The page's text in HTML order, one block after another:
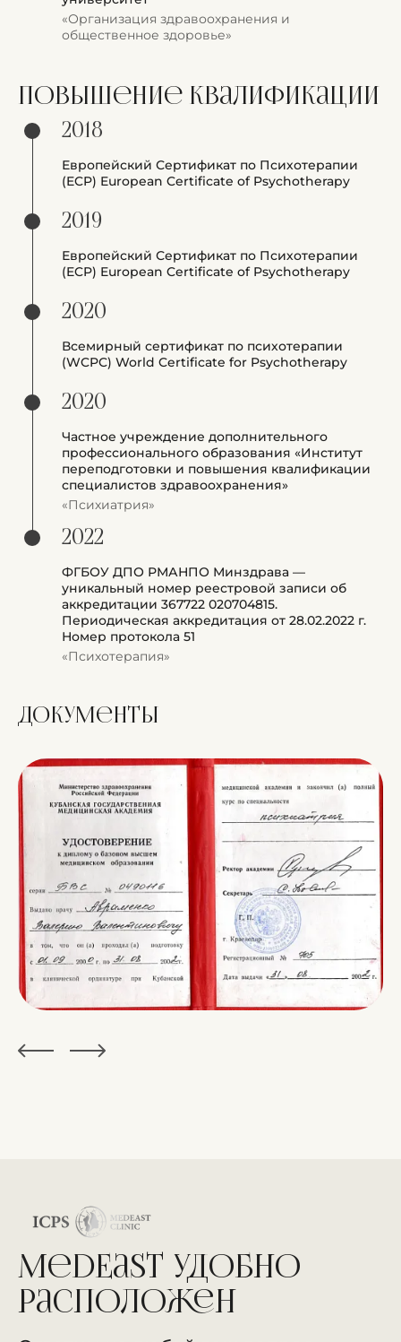
«Организация здравоохранения и
общественное здоровье»
Повышение квалификации
2018
Европейский Сертификат по Психотерапии
(ECP) European Certificate of Psychotherapy
2019
Европейский Сертификат по Психотерапии
(ECP) European Certificate of Psychotherapy
2020
Всемирный сертификат по психотерапии
(WCPC) World Certificate for Psychotherapy
2020
Частное учреждение дополнительного
профессионального образования «Институт
переподготовки и повышения квалификации
специалистов здравоохранения»
«Психиатрия»
2022
ФГБОУ ДПО РМАНПО Минздрава —
уникальный номер реестровой записи об
аккредитации 367722 020704815.
Периодическая аккредитация от 28.02.2022 г.
Номер протокола 51
«Психотерапия»
документы
MedEast удобно
расположен